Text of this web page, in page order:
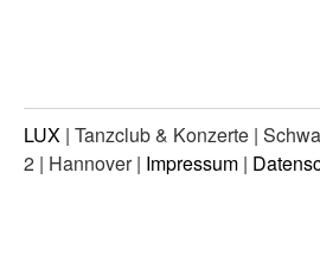
LUX | Tanzclub & Konzerte |
2 | Hannover | Impressum |